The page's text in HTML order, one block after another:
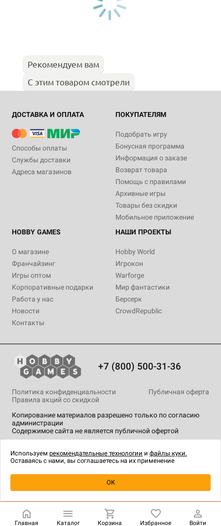
Уведомить о наличии
Рекомендуем вам
С этим товаром смотрели
ДОСТАВКА И ОПЛАТА
Способы оплаты
Службы доставки
Адреса магазинов
ПОКУПАТЕЛЯМ
Подобрать игру
Бонусная программа
Информация о заказе
Возврат товара
Помощь с правилами
Архивные игры
Товары без скидки
Мобильное приложение
HOBBY GAMES
О магазине
Франчайзинг
Игры оптом
Корпоративные подарки
Работа у нас
Новости
Контакты
НАШИ ПРОЕКТЫ
Hobby World
Игрокон
Warforge
Мир фантастики
Берсерк
CrowdRepublic
+7 (800) 500-31-36
Копирование материалов разрешено только по согласию
администрации
Содержимое сайта не является публичной офертой
Политика конфиденциальности
Публичная оферта
Правила акций со скидкой
технологии.
Главная Каталог Корзина Избранное Войти
Используем рекомендательные технологии и файлы куки.
Оставаясь с нами, вы соглашаетесь на их применение
OK